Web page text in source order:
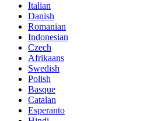
Italian
Danish
Romanian
Indonesian
Czech
Afrikaans
Swedish
Polish
Basque
Catalan
Esperanto